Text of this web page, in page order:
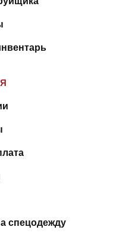
спецодежду